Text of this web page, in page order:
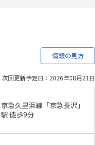
情報の見方
次回更新予定日：2026年08月21日
京急久里浜線「京急長沢」
駅 徒歩9分